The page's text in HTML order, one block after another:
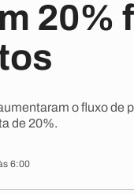
20%
o fluxo de
de 20%.
6:00